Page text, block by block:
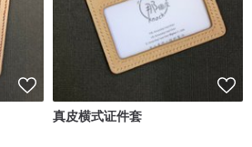
真皮横式证件套